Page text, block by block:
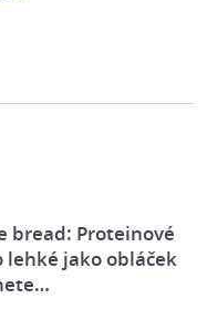
bread: Proteinové
lehké jako obláček